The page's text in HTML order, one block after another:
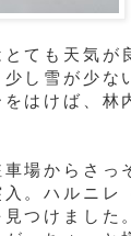
ても天気が
し雪が少な
はけば、林
場からさっ
。ハルニレ
つけました